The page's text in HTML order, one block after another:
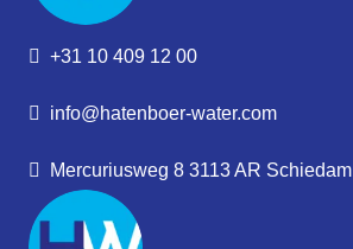
+31 10 409 12 00
info@hatenboer-water.com
Mercuriusweg 8 3113 AR Schiedam